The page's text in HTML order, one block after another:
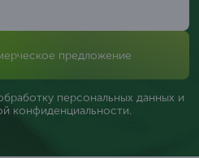
предложение
персональных данных и
конфиденциальности.